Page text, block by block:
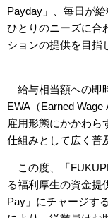
Payday」、毎日が
ひとりのニーズに合
ションの提供を目指
給与相当額への即
EWA（Earned
雇用形態にかかわら
仕組みとして広く普
この度、「
る福利厚生の資金提
Pay」にチャージす